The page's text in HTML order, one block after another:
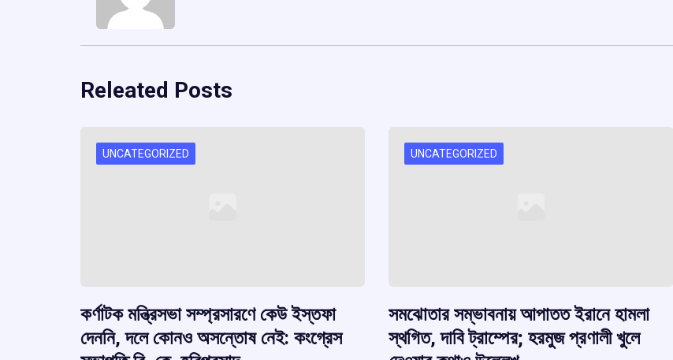
Releated Posts
UNCATEGORIZED
কর্ণাটক মন্ত্রিসভা সম্প্রসারণে কেউ ইস্তফা
দেননি, দলে কোনও অসন্তোষ নেই: কংগ্রেস
UNCATEGORIZED
সমঝোতার সম্ভাবনায় আপাতত ইরানে হামলা
স্থগিত, দাবি ট্রাম্পের; হরমুজ প্রণালী খুলে